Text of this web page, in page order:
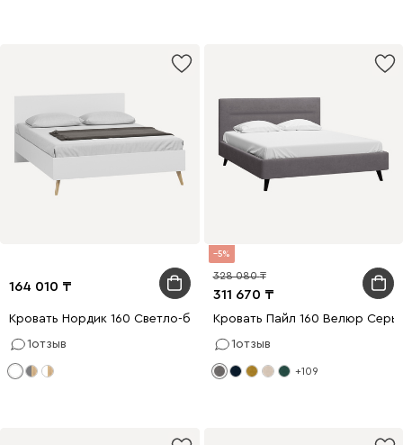
164 010
Кровать Нордик 160 Светло-бежевый
1отзыв
5
311 670
328 080
Кровать Пайл 160 Велюр
1отзыв
+109